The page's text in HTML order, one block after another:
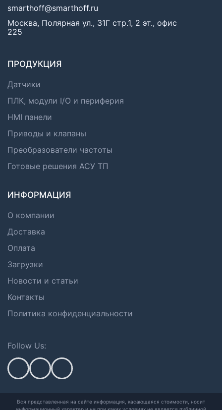
smarthoff@smarthoff.ru
Москва, Полярная ул., 31Г стр.1, 2 эт., офис
225
ПРОДУКЦИЯ
Датчики
ПЛК, модули I/O и периферия
HMI панели
Приводы и клапаны
Преобразователи частоты
Готовые решения АСУ ТП
ИНФОРМАЦИЯ
О компании
Доставка
Оплата
Загрузки
Новости и статьи
Контакты
Политика конфиденциальности
Follow Us:
Вся представленная на сайте информация, касающаяся стоимости, носит